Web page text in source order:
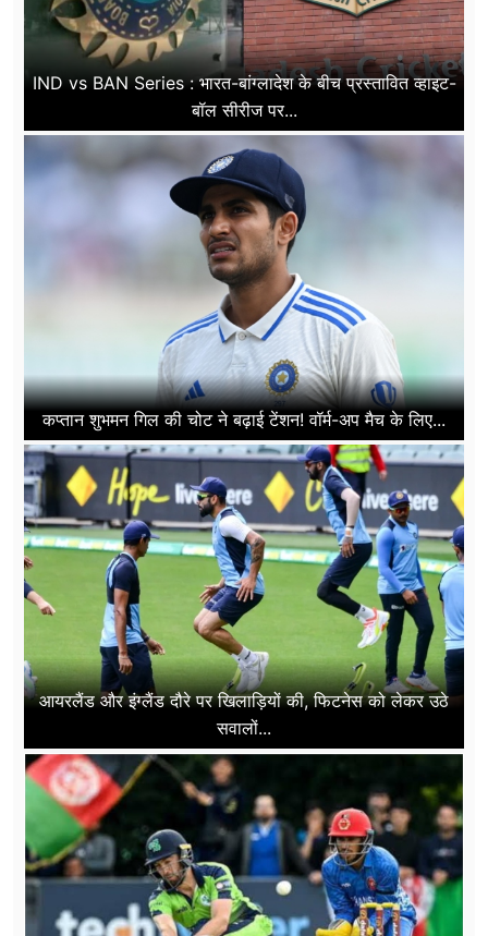
IND vs BAN Series : भारत-बांग्लादेश के बीच प्रस्तावित व्हाइट-
बॉल सीरीज पर...
कप्तान शुभमन गिल की चोट ने बढ़ाई टेंशन! वॉर्म-अप मैच के लिए...
आयरलैंड और इंग्लैंड दौरे पर खिलाड़ियों की, फिटनेस को लेकर उठे
सवालों...